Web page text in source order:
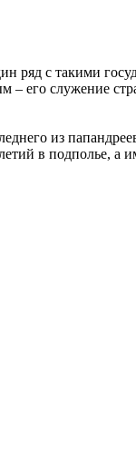
ряд с такими
– его служение
из
в подполье, а